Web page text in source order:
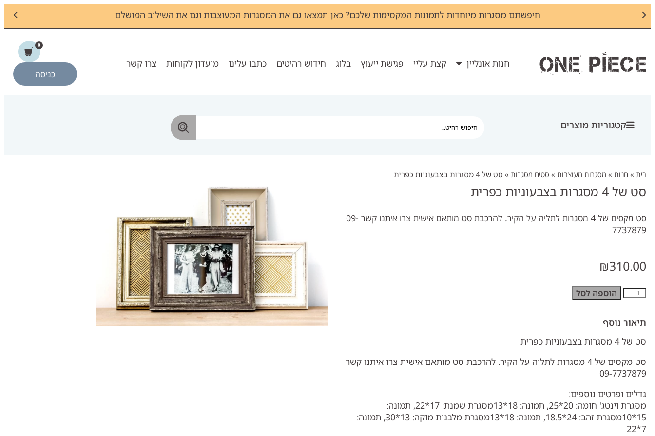
חיפשתם מסגרות מיוחדות לתמונות המקסימות שלכם? כאן תמצאו גם את המסגרות המעוצבות וגם את השילוב המושלם
חנות אונליין קצת עליי פגישת ייעוץ בלוג חידוש רהיטים כתבו עלינו מועדון לקוחות צרו קשר
0
כניסה
קטגוריות מוצרים
בית » חנות » מסגרות מעוצבות » סטים מסגרות » סט של 4 מסגרות בצבעוניות כפרית
סט של 4 מסגרות בצבעוניות כפרית
סט מקסים של 4 מסגרות לתליה על הקיר. להרכבת סט מותאם אישית צרו איתנו קשר 09-
7737879
₪310.00
הוספה לסל
תיאור נוסף
סט של 4 מסגרות בצבעוניות כפרית
סט מקסים של 4 מסגרות לתליה על הקיר. להרכבת סט מותאם אישית צרו איתנו קשר
09-7737879
גדלים ופרטים נוספים:
מסגרת וינטג' חומה: 20*25, תמונה: 18*13מסגרת שמנת: 17*22, תמונה:
15*10מסגרת זהב: 24*18.5, תמונה: 18*13מסגרת מלבנית מוקה: 13*30, תמונה:
7*22